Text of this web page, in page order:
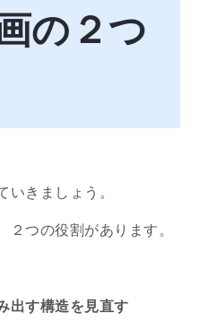
の２つ
いきましょう。
２つの役割があります。
出す構造を見直す